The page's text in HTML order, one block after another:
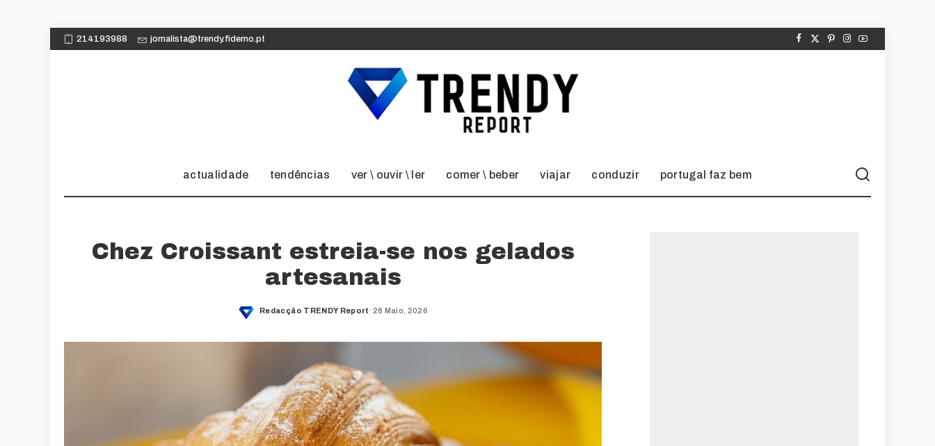
214193988 jornalista@trendy.fidemo.pt
actualidade tendências ver \ ouvir \ ler comer \ beber viajar conduzir portugal faz bem
Chez Croissant estreia-se nos gelados
artesanais
Posted
Redacção TRENDY Report 28 Maio, 2026